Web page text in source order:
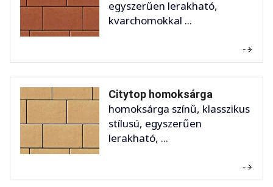
egyszerűen lerakható,
kvarchomokkal ...
Citytop homoksárga
homoksárga színű, klasszikus
stílusú, egyszerűen
lerakható, ...